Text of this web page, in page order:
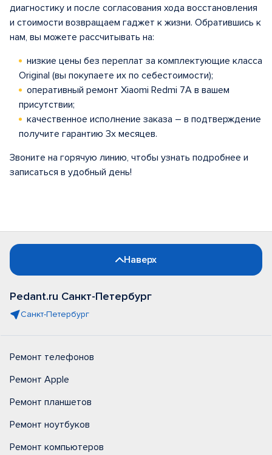
диагностику и после согласования хода восстановления
и стоимости возвращаем гаджет к жизни. Обратившись к
нам, вы можете рассчитывать на:
низкие цены без переплат за комплектующие класса
Original (вы покупаете их по себестоимости);
оперативный ремонт Xiaomi Redmi 7A в вашем
присутствии;
качественное исполнение заказа – в подтверждение
получите гарантию 3х месяцев.
Звоните на горячую линию, чтобы узнать подробнее и
записаться в удобный день!
Наверх
Pedant.ru Санкт-Петербург
Санкт-Петербург
Ремонт телефонов
Ремонт Apple
Ремонт планшетов
Ремонт ноутбуков
Ремонт компьютеров